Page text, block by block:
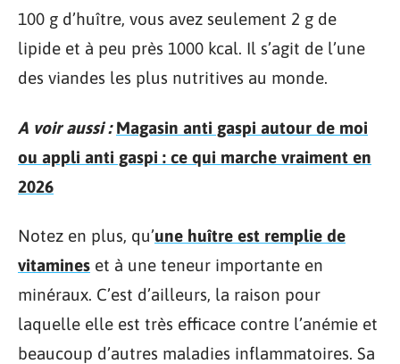
100 g d’huître, vous avez seulement 2 g de
lipide et à peu près 1000 kcal. Il s’agit de l’une
des viandes les plus nutritives au monde.
A voir aussi : Magasin anti gaspi autour de moi
ou appli anti gaspi : ce qui marche vraiment en
2026
Notez en plus, qu’une huître est remplie de
vitamines et à une teneur importante en
minéraux. C’est d’ailleurs, la raison pour
laquelle elle est très efficace contre l’anémie et
beaucoup d’autres maladies inflammatoires. Sa